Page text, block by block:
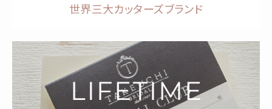
世界三大カッターズブランド